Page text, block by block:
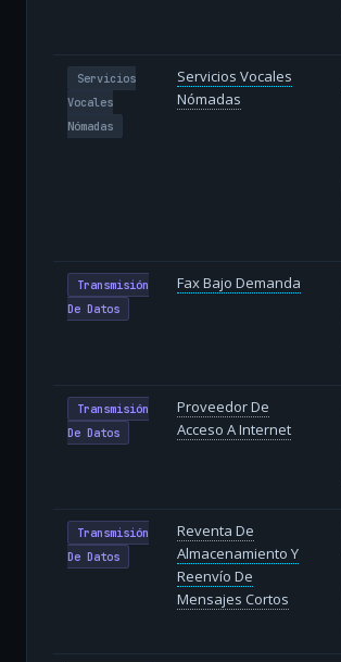
Servicios
Vocales
Nómadas
Servicios Vocales
Nómadas
Transmisión
De Datos
Fax Bajo Demanda
Transmisión
De Datos
Proveedor De
Acceso A Internet
Transmisión
De Datos
Reventa De
Almacenamiento Y
Reenvío De
Mensajes Cortos